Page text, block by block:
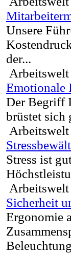
Unsere
der...
Arbeitswelt
Emotionale
Der Begriff
brüstet sich
Arbeitswelt
Stress ist
Arbeitswelt
Sicherheit
Ergonomie